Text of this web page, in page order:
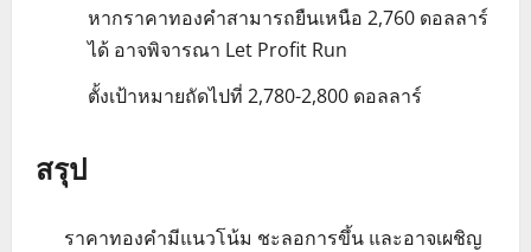
หากราคาทองคำสามารถยืนเหนือ 2,760 ดอลลาร์
ได้ อาจพิจารณา Let Profit Run
ตั้งเป้าหมายถัดไปที่ 2,780-2,800 ดอลลาร์
สรุป
ราคาทองคำมีแนวโน้ม ชะลอการขึ้น และอาจเผชิญ